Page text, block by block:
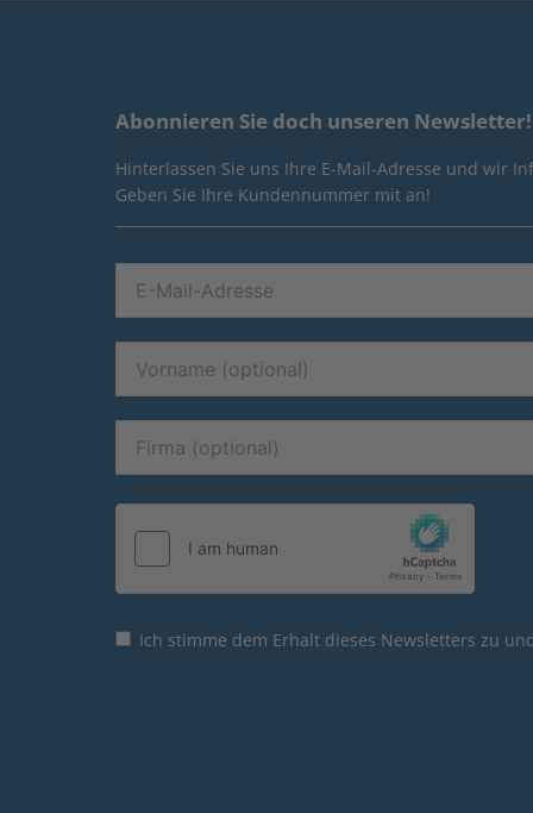
Abonnieren Sie doch unseren Newsletter!
Hinterlassen Sie uns Ihre E-Mail-Adresse und wir
Geben Sie Ihre Kundennummer mit an!
Ich stimme dem Erhalt dieses Newsletters zu